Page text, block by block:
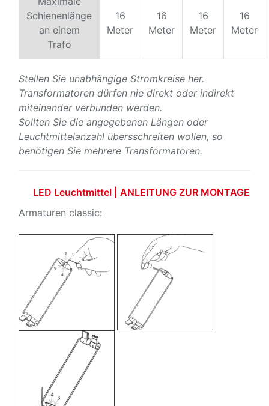
Schienenlänge
an einem
Trafo
16
Meter
16
Meter
16
Meter
16
Meter
Stellen Sie unabhängige Stromkreise her.
Transformatoren dürfen nie direkt oder indirekt
miteinander verbunden werden.
Sollten Sie die angegebenen Längen oder
Leuchtmittelanzahl übersschreiten wollen, so
benötigen Sie mehrere Transformatoren.
LED Leuchtmittel | ANLEITUNG ZUR MONTAGE
Armaturen classic: